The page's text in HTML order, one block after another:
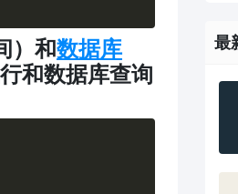
）和数据库
和数据库查询
最